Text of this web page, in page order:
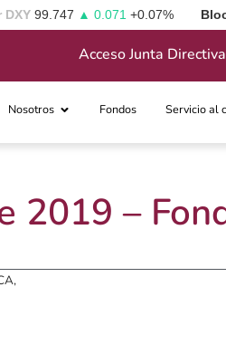
DXY 99.747 ▲ 0.071 +0.07%
Acceso Junta Directiva
Nosotros Fondos Servicio al
2019 –